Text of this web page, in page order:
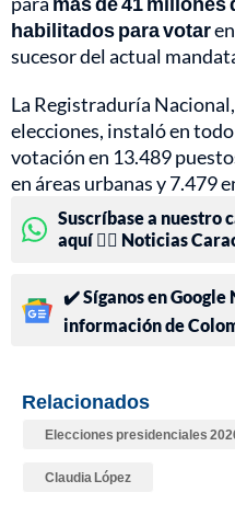
habilitados para votar
sucesor del actual
La Registraduría
elecciones, instaló en
votación en 13.489
en áreas urbanas y 7.479
Suscríbase a nuestro
aquí 👉🏻 Noticias
✔️ Síganos en Google
información de
Relacionados
Elecciones presidenciales
Claudia López